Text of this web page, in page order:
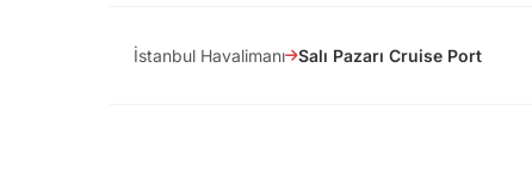
İstanbul Havalimanı Salı Pazarı Cruise Port